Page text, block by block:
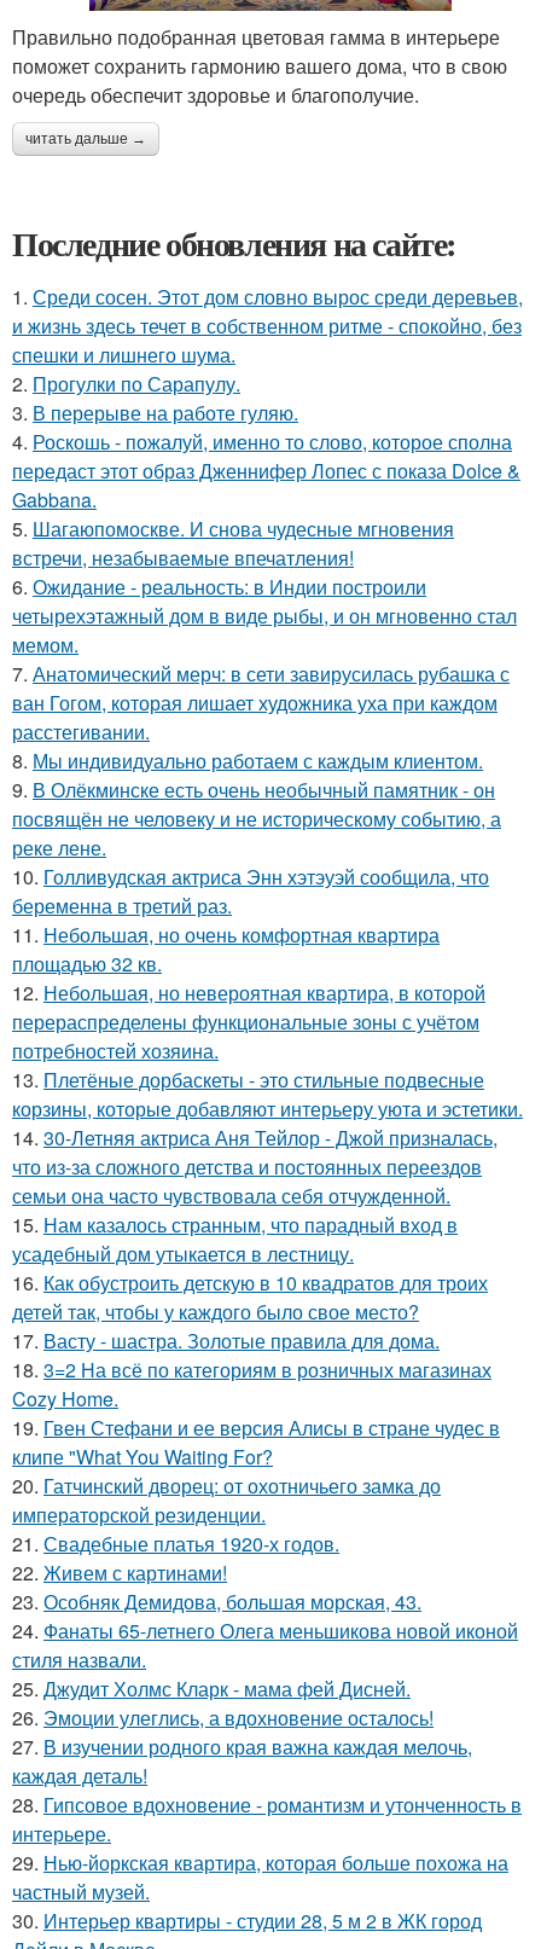
Правильно подобранная цветовая гамма в интерьере
поможет сохранить гармонию вашего дома, что в свою
очередь обеспечит здоровье и благополучие.
читать дальше →
Последние обновления на сайте:
1. Среди сосен. Этот дом словно вырос среди деревьев,
и жизнь здесь течет в собственном ритме - спокойно, без
спешки и лишнего шума.
2. Прогулки по Сарапулу.
3. В перерыве на работе гуляю.
4. Роскошь - пожалуй, именно то слово, которое сполна
передаст этот образ Дженнифер Лопес с показа Dolce &
Gabbana.
5. Шагаюпомоскве. И снова чудесные мгновения
встречи, незабываемые впечатления!
6. Ожидание - реальность: в Индии построили
четырехэтажный дом в виде рыбы, и он мгновенно стал
мемом.
7. Анатомический мерч: в сети завирусилась рубашка с
ван Гогом, которая лишает художника уха при каждом
расстегивании.
8. Мы индивидуально работаем с каждым клиентом.
9. В Олёкминске есть очень необычный памятник - он
посвящён не человеку и не историческому событию, а
реке лене.
10. Голливудская актриса Энн хэтэуэй сообщила, что
беременна в третий раз.
11. Небольшая, но очень комфортная квартира
площадью 32 кв.
12. Небольшая, но невероятная квартира, в которой
перераспределены функциональные зоны с учётом
потребностей хозяина.
13. Плетёные дорбаскеты - это стильные подвесные
корзины, которые добавляют интерьеру уюта и эстетики.
14. 30-Летняя актриса Аня Тейлор - Джой призналась,
что из-за сложного детства и постоянных переездов
семьи она часто чувствовала себя отчужденной.
15. Нам казалось странным, что парадный вход в
усадебный дом утыкается в лестницу.
16. Как обустроить детскую в 10 квадратов для троих
детей так, чтобы у каждого было свое место?
17. Васту - шастра. Золотые правила для дома.
18. 3=2 На всё по категориям в розничных магазинах
Cozy Home.
19. Гвен Стефани и ее версия Алисы в стране чудес в
клипе "What You Waiting For?
20. Гатчинский дворец: от охотничьего замка до
императорской резиденции.
21. Свадебные платья 1920-х годов.
22. Живем с картинами!
23. Особняк Демидова, большая морская, 43.
24. Фанаты 65-летнего Олега меньшикова новой иконой
стиля назвали.
25. Джудит Холмс Кларк - мама фей Дисней.
26. Эмоции улеглись, а вдохновение осталось!
27. В изучении родного края важна каждая мелочь,
каждая деталь!
28. Гипсовое вдохновение - романтизм и утонченность в
интерьере.
29. Нью-йоркская квартира, которая больше похожа на
частный музей.
30. Интерьер квартиры - студии 28, 5 м 2 в ЖК город